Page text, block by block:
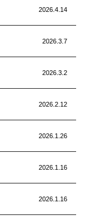
2026.4.14
2026.3.7
2026.3.2
2026.2.12
2026.1.26
2026.1.16
2026.1.16